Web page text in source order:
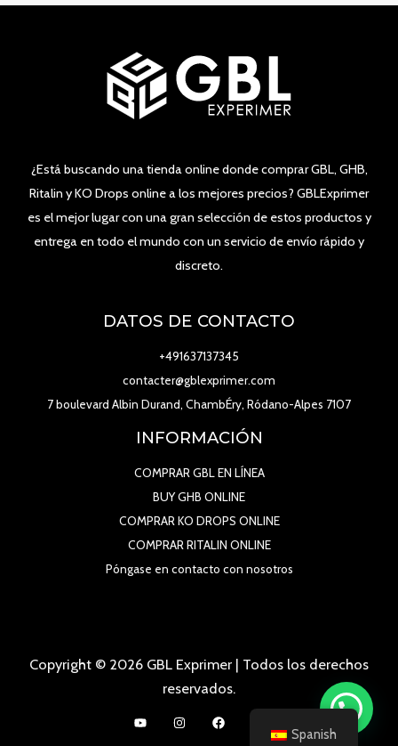
¿Está buscando una tienda online donde comprar GBL, GHB,
Ritalin y KO Drops online a los mejores precios? GBLExprimer
es el mejor lugar con una gran selección de estos productos y
entrega en todo el mundo con un servicio de envío rápido y
discreto.
DATOS DE CONTACTO
+491637137345
contacter@gblexprimer.com
7 boulevard Albin Durand, ChambÉry, Ródano-Alpes 7107
INFORMACIÓN
COMPRAR GBL EN LÍNEA
BUY GHB ONLINE
COMPRAR KO DROPS ONLINE
COMPRAR RITALIN ONLINE
Póngase en contacto con nosotros
Copyright © 2026 GBL Exprimer | Todos los derechos
reservados.
Spanish